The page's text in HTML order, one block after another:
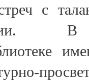
с
В